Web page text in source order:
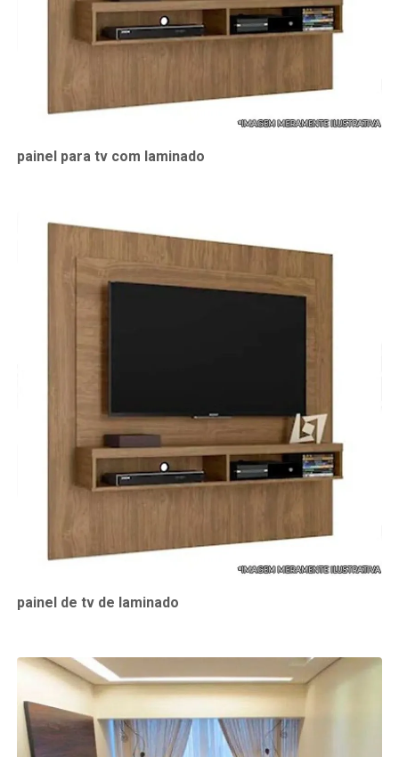
painel para tv com laminado
painel de tv de laminado